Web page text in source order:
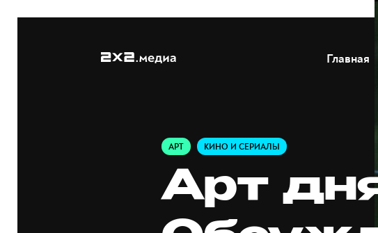
Главная
АРТ КИНО И СЕРИАЛЫ
Арт